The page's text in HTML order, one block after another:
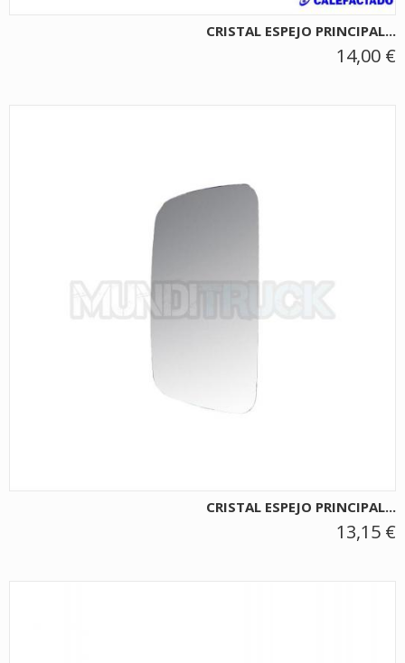
CRISTAL ESPEJO PRINCIPAL...
14,00 €
CRISTAL ESPEJO PRINCIPAL...
13,15 €